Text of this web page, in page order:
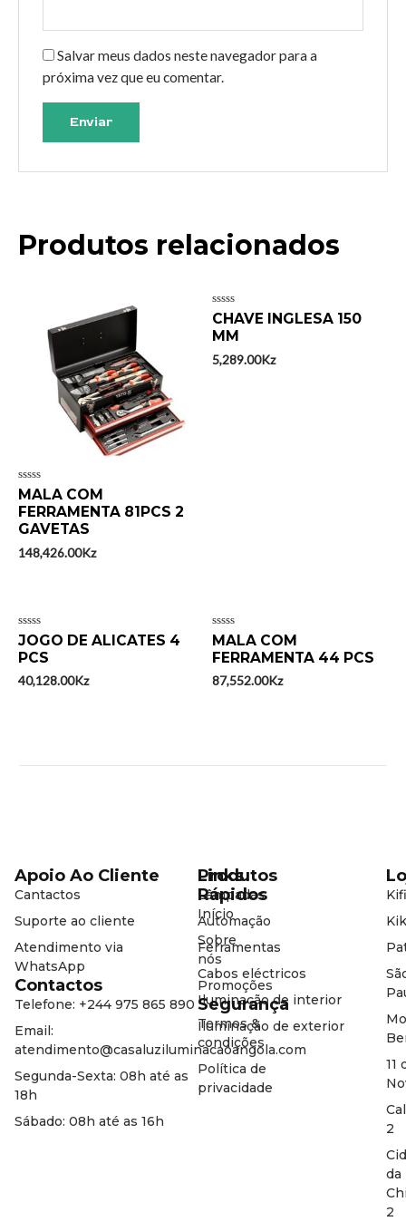
Salvar meus dados neste navegador para a
próxima vez que eu comentar.
Produtos relacionados
Avaliação
0
de
5
MALA COM
FERRAMENTA 81PCS 2
GAVETAS
148,426.00Kz
Avaliação
0
de
CHAVE INGLESA 150
MM
5,289.00Kz
Avaliação
0
de
5
JOGO DE ALICATES 4
PCS
40,128.00Kz
Avaliação
0
de
5
MALA COM
FERRAMENTA 44 PCS
87,552.00Kz
11
2
da
2
Produtos
Lâmpadas
Automação
Ferramentas
Cabos eléctricos
Iluminação de interior
Iluminação de exterior
Links
Rápidos
Início
Sobre
nós
Promoções
Segurança
Termos &
condições
Política de
privacidade
Apoio Ao Cliente
Cantactos
Suporte ao cliente
Atendimento via
WhatsApp
Contactos
Telefone: +244 975 865 890
Email:
atendimento@casaluziluminacaoangola.com
Segunda-Sexta: 08h até as
18h
Sábado: 08h até as 16h